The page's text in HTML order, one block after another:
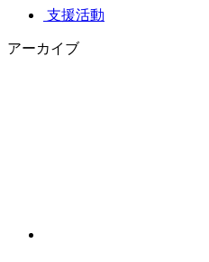
支援活動
アーカイブ